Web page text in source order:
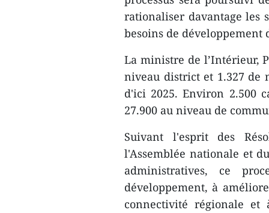
rationaliser davantage les
besoins de développement
La ministre de l’Intérieur,
niveau district et 1.327 de
d'ici 2025. Environ 2.500
27.900 au niveau de
Suivant l'esprit des
l'Assemblée nationale et
administratives, ce
développement, à
connectivité régionale et